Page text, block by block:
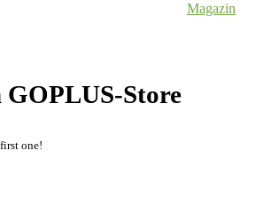
Magazin
GOPLUS-Store
one!